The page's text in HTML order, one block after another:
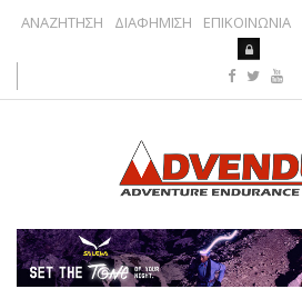
ΑΝΑΖΗΤΗΣΗ ΔΙΑΦΗΜΙΣΗ ΕΠΙΚΟΙΝΩΝΙΑ